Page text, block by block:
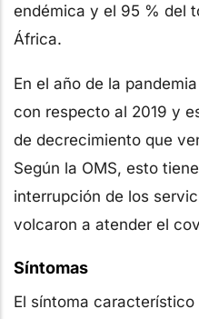
endémica y el 95 % del
África.
En el año de la
con respecto al 2019 y
de decrecimiento que
Según la OMS, esto
interrupción de los
volcaron a atender el
Síntomas
El síntoma